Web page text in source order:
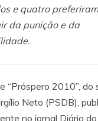
e quatro
da punição e da
“Próspero 2010”, do
Neto (PSDB),
no jornal Diário